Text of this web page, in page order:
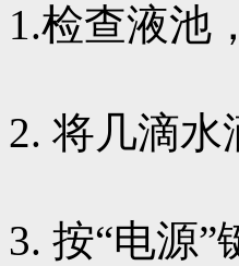
1.检查液池
2. 将几滴水
3. 按“电源”